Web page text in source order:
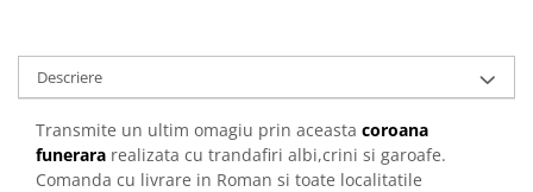
Descriere
Transmite un ultim omagiu prin aceasta coroana
funerara realizata cu trandafiri albi,crini si garoafe.
Comanda cu livrare in Roman si toate localitatile